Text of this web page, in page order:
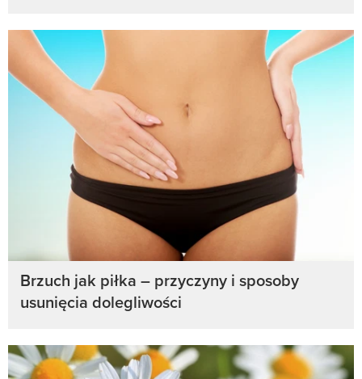
Brzuch jak piłka – przyczyny i sposoby
usunięcia dolegliwości